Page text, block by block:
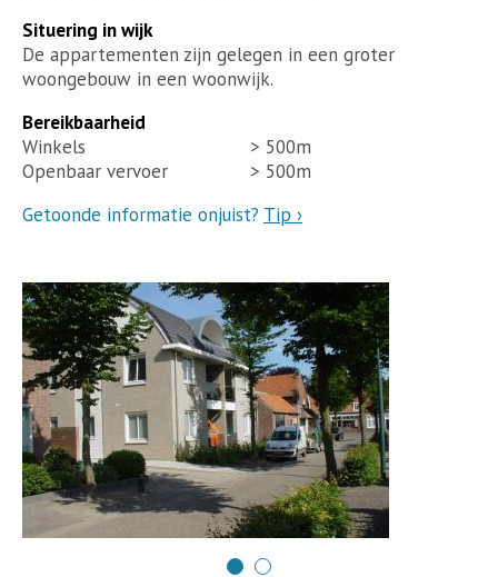
Situering in wijk
De appartementen zijn gelegen in een groter
woongebouw in een woonwijk.
Bereikbaarheid
Winkels
> 500m
Openbaar vervoer
> 500m
Getoonde informatie onjuist? Tip ›